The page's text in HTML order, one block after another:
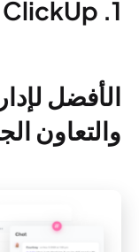
1. ClickUp
الأفضل
والتعاون